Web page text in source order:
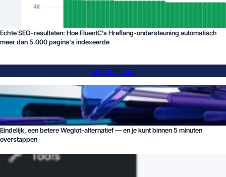
Echte SEO-resultaten: Hoe FluentC’s Hreflang-ondersteuning automatisch
meer dan 5.000 pagina's indexeerde
Vergelijken
Eindelijk, een betere Weglot-alternatief — en je kunt binnen 5 minuten
overstappen